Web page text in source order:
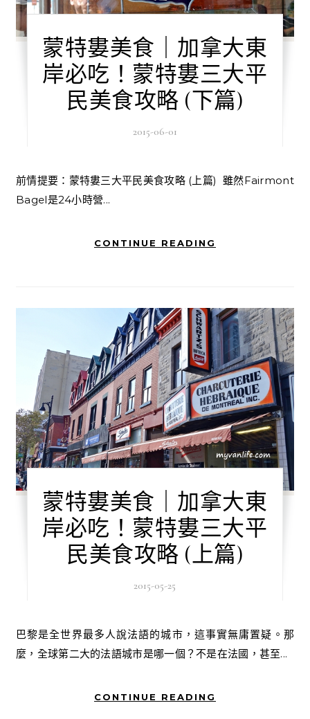
蒙特婁美食｜加拿大東
岸必吃！蒙特婁三大平
民美食攻略 (下篇)
2015-06-01
前情提要：蒙特婁三大平民美食攻略 (上篇) 雖然Fairmont
Bagel是24小時營...
CONTINUE READING
蒙特婁美食｜加拿大東
岸必吃！蒙特婁三大平
民美食攻略 (上篇)
2015-05-25
巴黎是全世界最多人說法語的城市，這事實無庸置疑。那
麼，全球第二大的法語城市是哪一個？不是在法國，甚至...
CONTINUE READING